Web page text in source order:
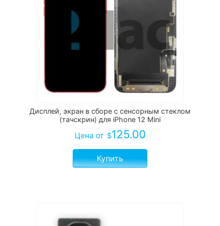
Дисплей, экран в сборе с сенсорным стеклом
(тачскрин) для iPhone 12 Mini
Цена от $125.00
Купить